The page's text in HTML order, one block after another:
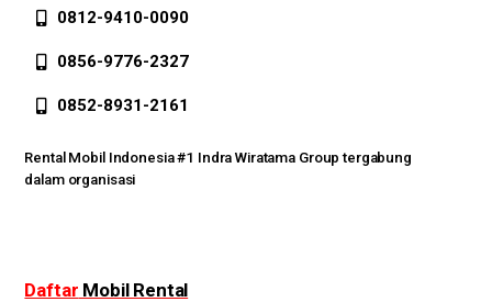
0812-9410-0090
0856-9776-2327
0852-8931-2161
Rental Mobil Indonesia #1 Indra Wiratama Group tergabung
dalam organisasi
Daftar Mobil Rental